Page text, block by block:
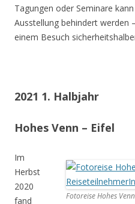
Tagungen oder Seminare
Ausstellung behindert werden
einem Besuch
2021 1. Halbjahr
Hohes Venn – Eifel
Fotoreise Hohes
Im
Herbst
2020
fand